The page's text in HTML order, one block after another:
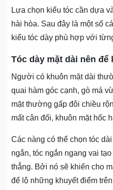
Lựa chọn kiểu tóc cần dựa
hài hòa. Sau đây là một số
kiểu tóc dày phù hợp với
Tóc dày mặt dài nên để
Người có khuôn mặt dài
quai hàm góc cạnh, gò má
mặt thường gấp đôi chiều
mất cân đối, khuôn mặt hốc
Các nàng có thể chọn tóc
ngắn, tóc ngắn ngang vai
thẳng. Bởi nó sẽ khiến cho
để lộ những khuyết điểm